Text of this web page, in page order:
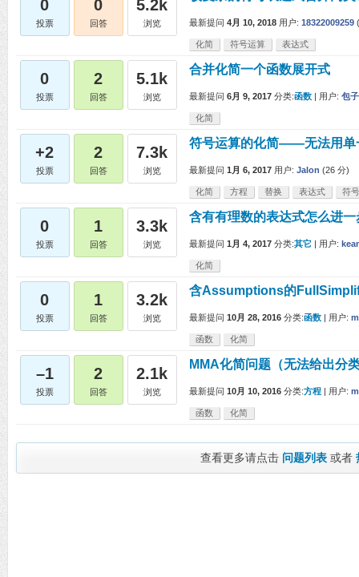
0
投票
0
回答
5.2k
浏览 最新提问 4月 10, 2018 用户: 18322009259 (
化简 符号运算 表达式
0
投票
2
回答
5.1k
浏览
合并化简一个函数展开式
最新提问 6月 9, 2017 分类:函数 用户: 包子
化简
+2
投票
2
回答
7.3k
浏览
符号运算的化简——无法用单
最新提问 1月 6, 2017 用户: Jalon (26 分)
化简 方程 替换 表达式 符
0
投票
1
回答
3.3k
浏览
含有有理数的表达式怎么进一
最新提问 1月 4, 2017 分类:其它 用户:
化简
0
投票
1
回答
3.2k
浏览
含Assumptions的
最新提问 10月 28, 2016 分类:函数 用户:
函数 化简
–1
投票
2
回答
2.1k
浏览
MMA化简问题（无法给出分
最新提问 10月 10, 2016 分类:方程 用户:
函数 化简
查看更多请点击 问题列表 或者